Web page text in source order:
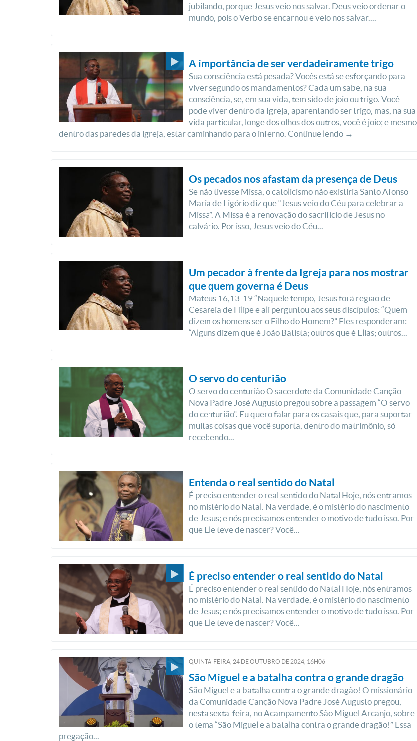
jubilando, porque Jesus veio nos salvar. Deus veio ordenar o
mundo, pois o Verbo se encarnou e veio nos salvar....
A importância de ser verdadeiramente trigo
Sua consciência está pesada? Vocês está se esforçando para
viver segundo os mandamentos? Cada um sabe, na sua
consciência, se, em sua vida, tem sido de joio ou trigo. Você
pode viver dentro da Igreja, aparentando ser trigo, mas, na sua
vida particular, longe dos olhos dos outros, você é joio; e mesmo
dentro das paredes da igreja, estar caminhando para o inferno. Continue lendo →
Os pecados nos afastam da presença de Deus
Se não tivesse Missa, o catolicismo não existiria Santo Afonso
Maria de Ligório diz que “Jesus veio do Céu para celebrar a
Missa”. A Missa é a renovação do sacrifício de Jesus no
calvário. Por isso, Jesus veio do Céu...
Um pecador à frente da Igreja para nos mostrar
que quem governa é Deus
Mateus 16,13-19 “Naquele tempo, Jesus foi à região de
Cesareia de Filipe e ali perguntou aos seus discípulos: “Quem
dizem os homens ser o Filho do Homem?” Eles responderam:
“Alguns dizem que é João Batista; outros que é Elias; outros...
O servo do centurião
O servo do centurião O sacerdote da Comunidade Canção
Nova Padre José Augusto pregou sobre a passagem “O servo
do centurião”. Eu quero falar para os casais que, para suportar
muitas coisas que você suporta, dentro do matrimônio, só
recebendo...
Entenda o real sentido do Natal
É preciso entender o real sentido do Natal Hoje, nós entramos
no mistério do Natal. Na verdade, é o mistério do nascimento
de Jesus; e nós precisamos entender o motivo de tudo isso. Por
que Ele teve de nascer? Você...
É preciso entender o real sentido do Natal
É preciso entender o real sentido do Natal Hoje, nós entramos
no mistério do Natal. Na verdade, é o mistério do nascimento
de Jesus; e nós precisamos entender o motivo de tudo isso. Por
que Ele teve de nascer? Você...
QUINTA-FEIRA, 24 DEOUTUBRO DE 2024, 16H06
São Miguel e a batalha contra o grande dragão
São Miguel e a batalha contra o grande dragão! O missionário
da Comunidade Canção Nova Padre José Augusto pregou,
nesta sexta-feira, no Acampamento São Miguel Arcanjo, sobre
o tema “São Miguel e a batalha contra o grande dragão!” Essa
pregação...